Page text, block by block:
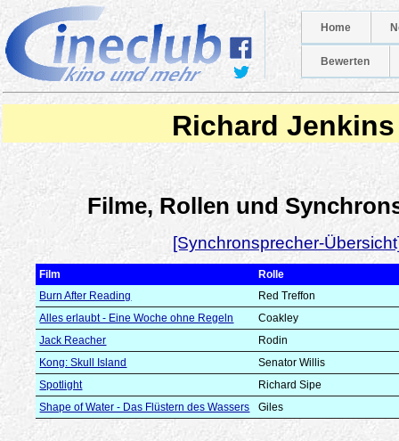
Home
Bewerten
Richard Jenkins
Filme, Rollen und
[Synchronsprecher-
Film
Rolle
Burn After Reading
Red Treffon
Alles erlaubt - Eine Woche ohne Regeln
Coakley
Jack Reacher
Rodin
Kong: Skull Island
Senator Willis
Spotlight
Richard Sipe
Shape of Water - Das Flüstern des Wassers
Giles